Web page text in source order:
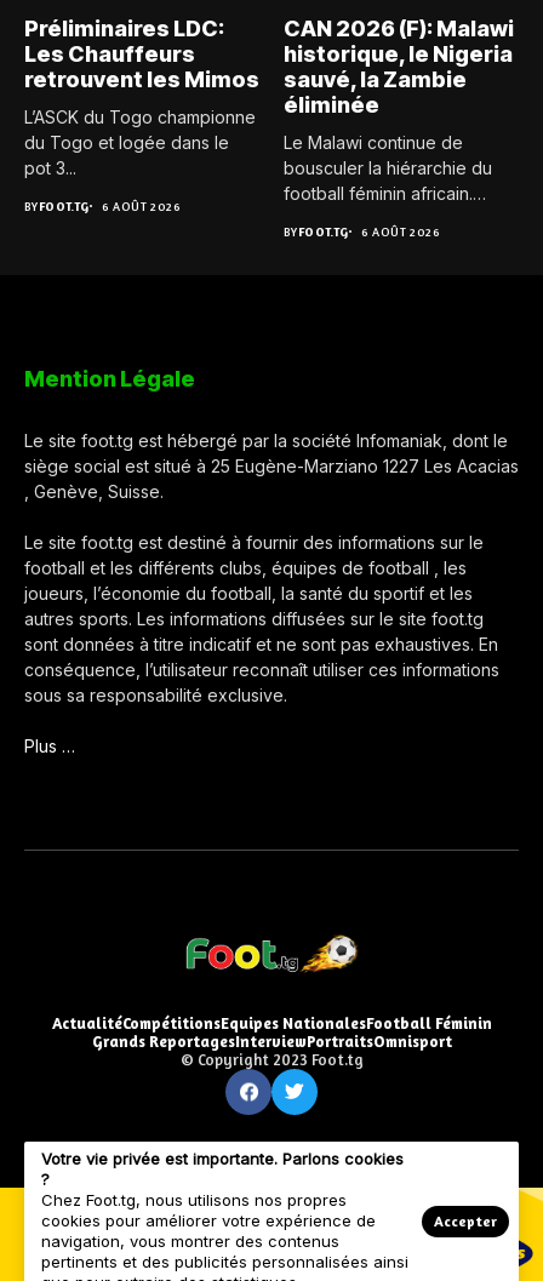
Préliminaires LDC:
Les Chauffeurs
retrouvent les Mimos
L’ASCK du Togo championne
du Togo et logée dans le
pot 3...
BYFOOT.TG 6 AOÛT 2026
CAN 2026 (F): Malawi
historique, le Nigeria
sauvé, la Zambie
éliminée
Le Malawi continue de
bousculer la hiérarchie du
football féminin africain.
BYFOOT.TG 6 AOÛT 2026
Mention Légale
Le site foot.tg est hébergé par la société Infomaniak, dont le
siège social est situé à 25 Eugène-Marziano 1227 Les Acacias
, Genève, Suisse.
Le site foot.tg est destiné à fournir des informations sur le
football et les différents clubs, équipes de football , les
joueurs, l’économie du football, la santé du sportif et les
autres sports. Les informations diffusées sur le site foot.tg
sont données à titre indicatif et ne sont pas exhaustives. En
conséquence, l’utilisateur reconnaît utiliser ces informations
sous sa responsabilité exclusive.
Plus …
ActualitéCompétitionsEquipes NationalesFootball Féminin
Grands ReportagesInterviewPortraitsOmnisport
© Copyright 2023 Foot.tg
Votre vie privée est importante. Parlons cookies
?
Chez Foot.tg, nous utilisons nos propres
cookies pour améliorer votre expérience de
navigation, vous montrer des contenus
pertinents et des publicités personnalisées ainsi
Accepter